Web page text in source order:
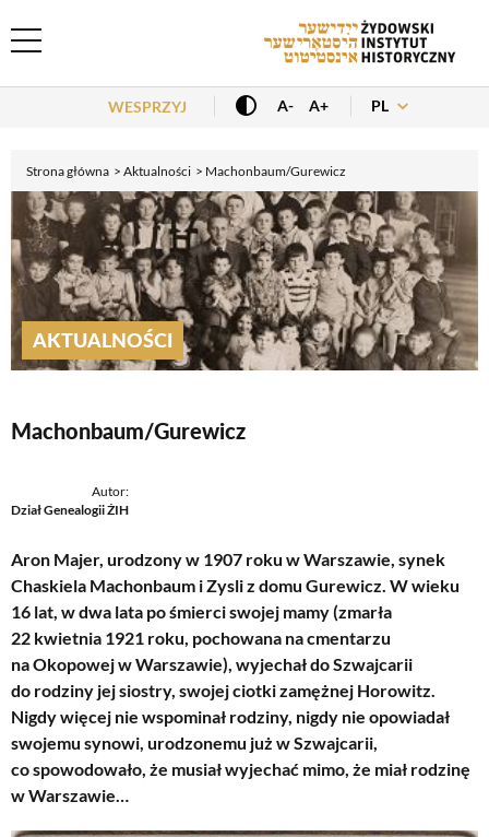
Header Menu
WESPRZYJ A- A+ PL
Strona główna Aktualności Machonbaum/Gurewicz
AKTUALNOŚCI
Machonbaum/Gurewicz
Autor:
Dział Genealogii ŻIH
Aron Majer, urodzony w 1907 roku w Warszawie, synek
Chaskiela Machonbaum i Zysli z domu Gurewicz. W wieku
16 lat, w dwa lata po śmierci swojej mamy (zmarła
22 kwietnia 1921 roku, pochowana na cmentarzu
na Okopowej w Warszawie), wyjechał do Szwajcarii
do rodziny jej siostry, swojej ciotki zamężnej Horowitz.
Nigdy więcej nie wspominał rodziny, nigdy nie opowiadał
swojemu synowi, urodzonemu już w Szwajcarii,
co spowodowało, że musiał wyjechać mimo, że miał rodzinę
w Warszawie…